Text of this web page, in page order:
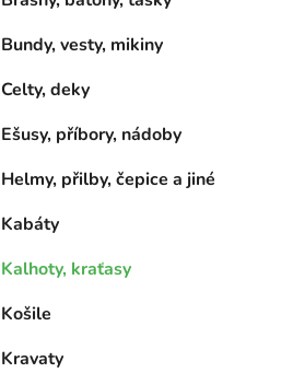
Bundy, vesty, mikiny
Celty, deky
Ešusy, příbory, nádoby
Helmy, přilby, čepice a jiné
Kabáty
Kalhoty, kraťasy
Košile
Kravaty